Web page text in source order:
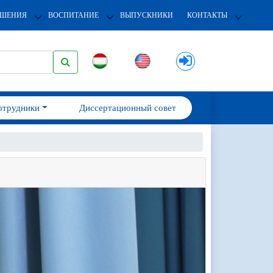
ВОСПИТАНИЕ ВЫПУСКНИКИ КОНТАКТЫ
Диссертационный совет